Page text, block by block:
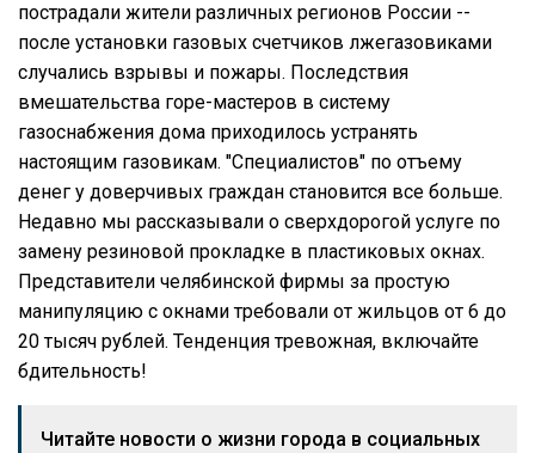
пострадали жители различных регионов России --
после установки газовых счетчиков лжегазовиками
случались взрывы и пожары. Последствия
вмешательства горе-мастеров в систему
газоснабжения дома приходилось устранять
настоящим газовикам. "Специалистов" по отъему
денег у доверчивых граждан становится все больше.
Недавно мы рассказывали о сверхдорогой услуге по
замену резиновой прокладке в пластиковых окнах.
Представители челябинской фирмы за простую
манипуляцию с окнами требовали от жильцов от 6 до
20 тысяч рублей. Тенденция тревожная, включайте
бдительность!
Читайте новости о жизни города в социальных